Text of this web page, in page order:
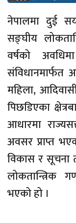
नेपालमा दुई
सङ्घीय
वर्षको
संविधानमार्फत
महिला,
पिछडिएका
आधारमा
अवसर प्राप्त
विकास र सूचना
लोकतान्त्रिक
भएको हो ।